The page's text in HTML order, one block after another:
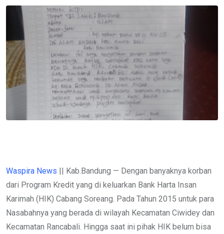
Waspira News || Kab.Bandung — Dengan banyaknya korban
dari Program Kredit yang di keluarkan Bank Harta Insan
Karimah (HIK) Cabang Soreang. Pada Tahun 2015 untuk para
Nasabahnya yang berada di wilayah Kecamatan Ciwidey dan
Kecamatan Rancabali. Hingga saat ini pihak HIK belum bisa